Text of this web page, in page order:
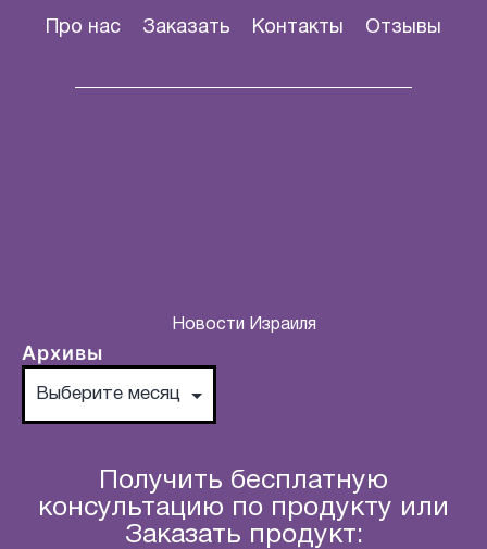
Про нас Заказать Контакты Отзывы
Новости Израиля
Архивы
Получить бесплатную
консультацию по продукту или
Заказать продукт: